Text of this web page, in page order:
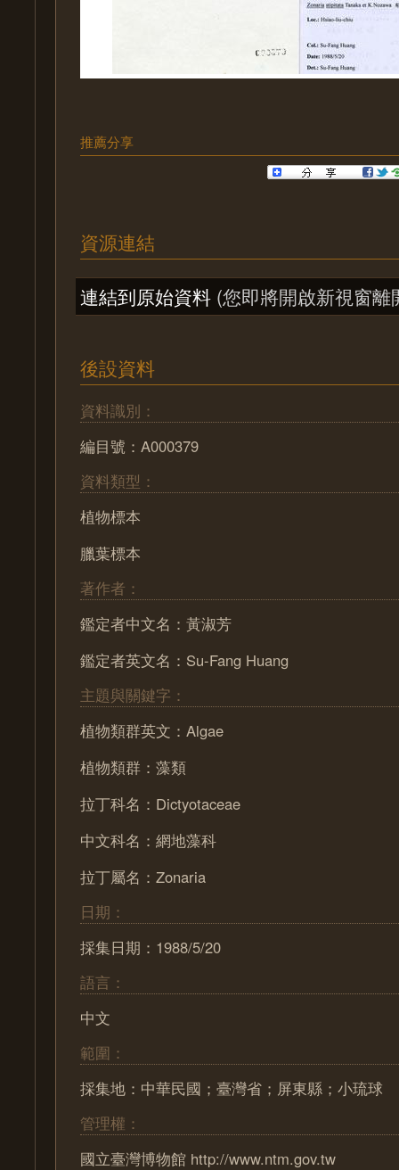
推薦分享
資源連結
連結到原始資料 (您即將開啟新視窗離
後設資料
資料識別：
編目號：A000379
資料類型：
植物標本
臘葉標本
著作者：
鑑定者中文名：黃淑芳
鑑定者英文名：Su-Fang Huang
主題與關鍵字：
植物類群英文：Algae
植物類群：藻類
拉丁科名：Dictyotaceae
中文科名：網地藻科
拉丁屬名：Zonaria
日期：
採集日期：1988/5/20
語言：
中文
範圍：
採集地：中華民國；臺灣省；屏東縣；小琉球
管理權：
國立臺灣博物館 http://www.ntm.gov.tw